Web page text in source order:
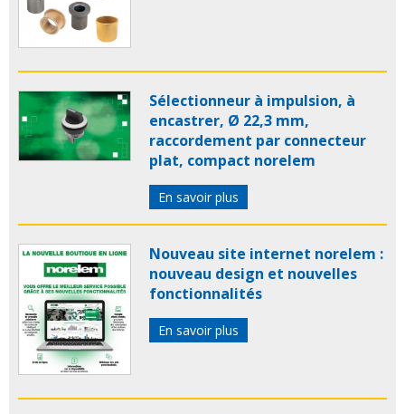
Sélectionneur à impulsion, à
encastrer, Ø 22,3 mm,
raccordement par connecteur
plat, compact norelem
En savoir plus
Nouveau site internet norelem :
nouveau design et nouvelles
fonctionnalités
En savoir plus